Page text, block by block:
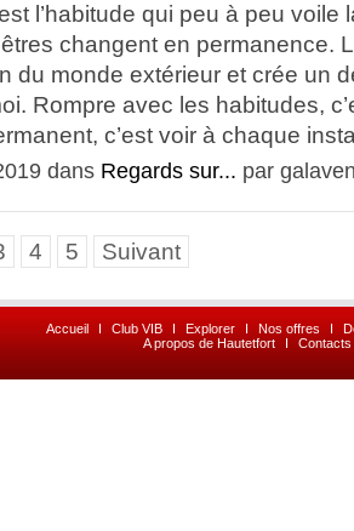
l’habitude qui peu à peu
changent en permanence.
du monde extérieur et crée un
Rompre avec les habitudes,
c’est voir à chaque
dans Regards sur... par
4 5 Suivant
Accueil I Club VIB I Explorer I Nos offres I
A propos de Hautetfort
I Contacts